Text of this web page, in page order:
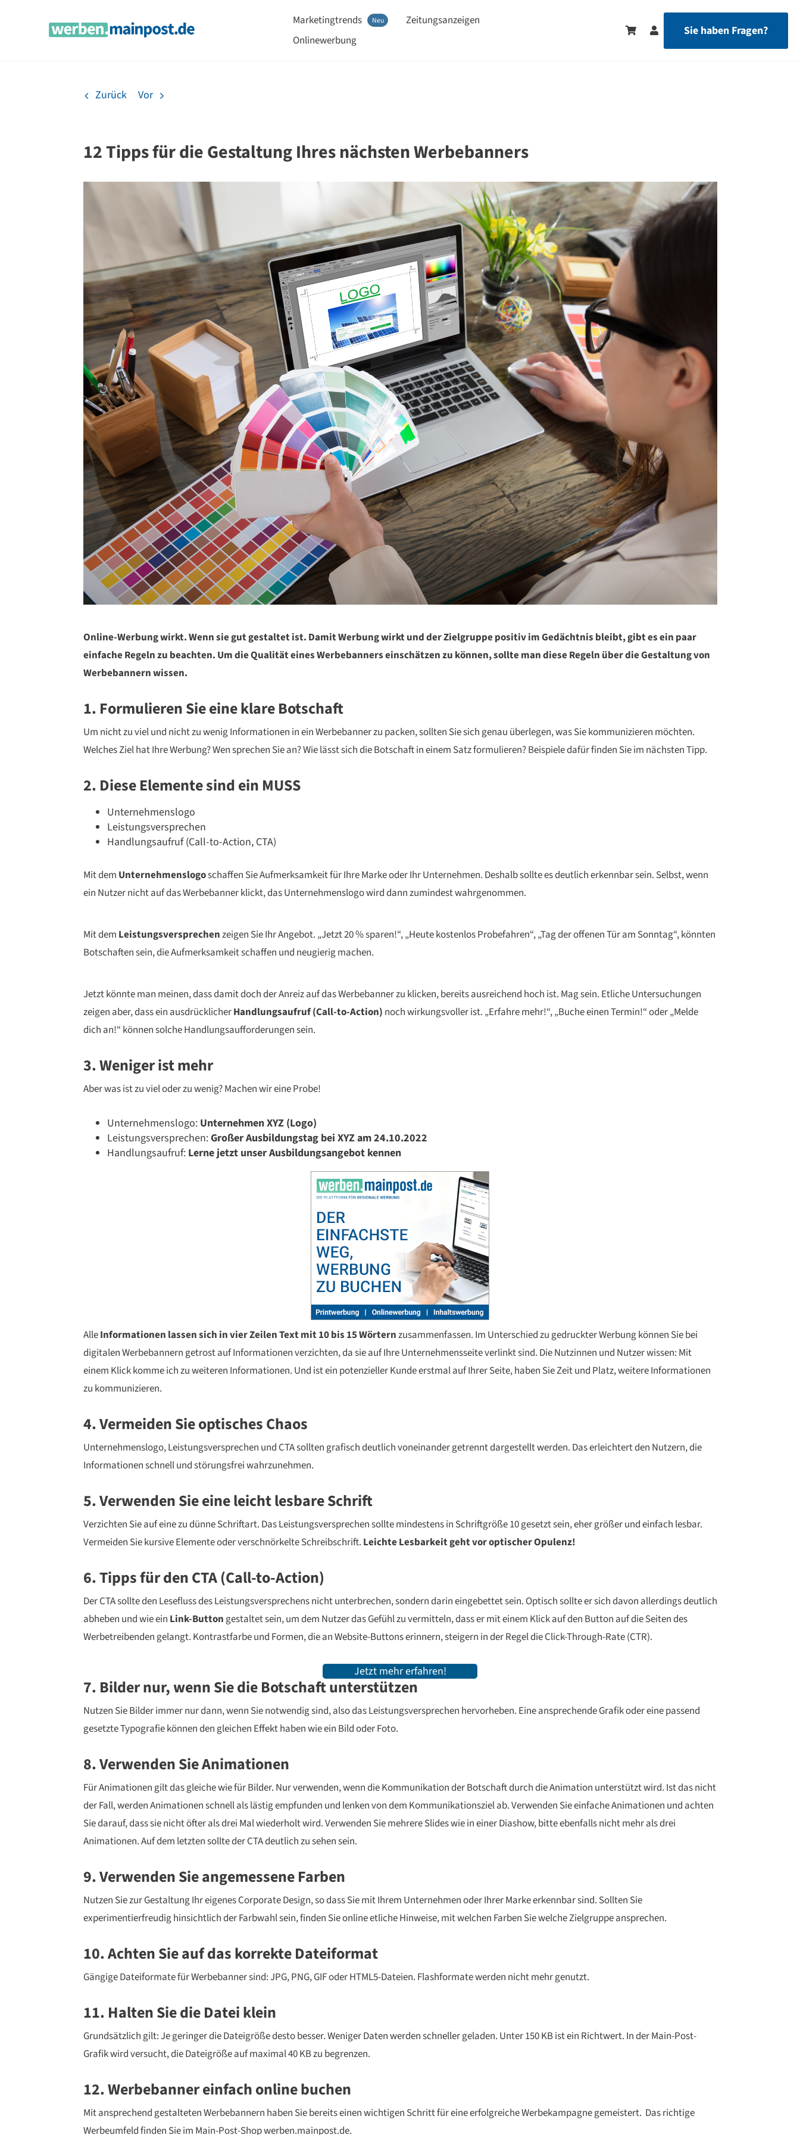
Marketingtrends Neu
Zeitungsanzeigen
Onlinewerbung
Sie haben Fragen?
Zurück Vor
12 Tipps für die Gestaltung Ihres nächsten Werbebanners
Zeige
Online-Werbung wirkt. Wenn sie gut gestaltet ist. Damit Werbung wirkt und der Zielgruppe positiv im Gedächtnis bleibt, gibt es ein paar
einfache Regeln zu beachten. Um die Qualität eines Werbebanners einschätzen zu können, sollte man diese Regeln über die Gestaltung von
Werbebannern wissen.
1. Formulieren Sie eine klare Botschaft
Um nicht zu viel und nicht zu wenig Informationen in ein Werbebanner zu packen, sollten Sie sich genau überlegen, was Sie kommunizieren möchten.
Welches Ziel hat Ihre Werbung? Wen sprechen Sie an? Wie lässt sich die Botschaft in einem Satz formulieren? Beispiele dafür finden Sie im nächsten Tipp.
2. Diese Elemente sind ein MUSS
Unternehmenslogo
Leistungsversprechen
Handlungsaufruf (Call-to-Action, CTA)
Mit dem Unternehmenslogoschaffen Sie Aufmerksamkeit für Ihre Marke oder Ihr Unternehmen. Deshalb sollte es deutlich erkennbar sein. Selbst, wenn
ein Nutzer nicht auf das Werbebanner klickt, das Unternehmenslogo wird dann zumindest wahrgenommen.
Mit dem Leistungsversprechenzeigen Sie Ihr Angebot. „Jetzt 20 % sparen!“, „Heute kostenlos Probefahren“, „Tag der offenen Tür am Sonntag“, könnten
Botschaften sein, die Aufmerksamkeit schaffen und neugierig machen.
Jetzt könnte man meinen, dass damit doch der Anreiz auf das Werbebanner zu klicken, bereits ausreichend hoch ist. Mag sein. Etliche Untersuchungen
zeigen aber, dass ein ausdrücklicherHandlungsaufruf (Call-to-Action) noch wirkungsvoller ist. „Erfahre mehr!“, „Buche einen Termin!“ oder „Melde
dich an!“ können solche Handlungsaufforderungen sein.
3. Weniger ist mehr
Aber was ist zu viel oder zu wenig? Machen wir eine Probe!
Unternehmenslogo: Unternehmen XYZ (Logo)
Leistungsversprechen:Großer Ausbildungstag bei XYZ am 24.10.2022
Handlungsaufruf: Lerne jetzt unser Ausbildungsangebot kennen
AlleInformationen lassen sich in vier Zeilen Text mit 10 bis 15 Wörternzusammenfassen. Im Unterschied zu gedruckter Werbung können Sie bei
digitalen Werbebannern getrost auf Informationen verzichten, da sie auf Ihre Unternehmensseite verlinkt sind. Die Nutzinnen und Nutzer wissen: Mit
einem Klick komme ich zu weiteren Informationen. Und ist ein potenzieller Kunde erstmal auf Ihrer Seite, haben Sie Zeit und Platz, weitere Informationen
zu kommunizieren.
4. Vermeiden Sie optisches Chaos
Unternehmenslogo, Leistungsversprechen und CTA sollten grafisch deutlich voneinander getrennt dargestellt werden. Das erleichtert den Nutzern, die
Informationen schnell und störungsfrei wahrzunehmen.
5. Verwenden Sie eine leicht lesbare Schrift
Verzichten Sie auf eine zu dünne Schriftart. Das Leistungsversprechen sollte mindestens in Schriftgröße 10 gesetzt sein, eher größer und einfach lesbar.
Vermeiden Sie kursive Elemente oder verschnörkelte Schreibschrift. Leichte Lesbarkeit geht vor optischer Opulenz!
6. Tipps für den CTA (Call-to-Action)
Der CTA sollte den Lesefluss des Leistungsversprechens nicht unterbrechen, sondern darin eingebettet sein. Optisch sollte er sich davon allerdings deutlich
abheben und wie ein Link-Buttongestaltet sein, um dem Nutzer das Gefühl zu vermitteln, dass er mit einem Klick auf den Button auf die Seiten des
Werbetreibenden gelangt. Kontrastfarbe und Formen, die an Website-Buttons erinnern, steigern in der Regel die Click-Through-Rate (CTR).
Jetzt mehr erfahren!
7. Bilder nur, wenn Sie die Botschaft unterstützen
Nutzen Sie Bilder immer nur dann, wenn Sie notwendig sind, also das Leistungsversprechen hervorheben. Eine ansprechende Grafik oder eine passend
gesetzte Typografie können den gleichen Effekt haben wie ein Bild oder Foto.
8. Verwenden Sie Animationen
Für Animationen gilt das gleiche wie für Bilder. Nur verwenden, wenn die Kommunikation der Botschaft durch die Animation unterstützt wird. Ist das nicht
der Fall, werden Animationen schnell als lästig empfunden und lenken von dem Kommunikationsziel ab. Verwenden Sie einfache Animationen und achten
Sie darauf, dass sie nicht öfter als drei Mal wiederholt wird. Verwenden Sie mehrere Slides wie in einer Diashow, bitte ebenfalls nicht mehr als drei
Animationen. Auf dem letzten sollte der CTA deutlich zu sehen sein.
9. Verwenden Sie angemessene Farben
Nutzen Sie zur Gestaltung Ihr eigenes Corporate Design, so dass Sie mit Ihrem Unternehmen oder Ihrer Marke erkennbar sind. Sollten Sie
experimentierfreudig hinsichtlich der Farbwahl sein, finden Sie online etliche Hinweise, mit welchen Farben Sie welche Zielgruppe ansprechen.
10. Achten Sie auf das korrekte Dateiformat
Gängige Dateiformate für Werbebanner sind: JPG, PNG, GIF oder HTML5-Dateien. Flashformate werden nicht mehr genutzt.
11. Halten Sie die Datei klein
Grundsätzlich gilt: Je geringer die Dateigröße desto besser. Weniger Daten werden schneller geladen. Unter 150 KB ist ein Richtwert. In der Main-Post-
Grafik wird versucht, die Dateigröße auf maximal 40 KB zu begrenzen.
12. Werbebanner einfach online buchen
Mit ansprechend gestalteten Werbebannern haben Sie bereits einen wichtigen Schritt für eine erfolgreiche Werbekampagne gemeistert. Das richtige
Werbeumfeld finden Sie im Main-Post-Shop werben.mainpost.de.